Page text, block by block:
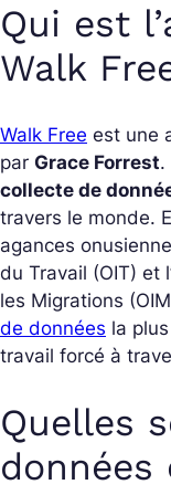
Qui est
Walk
Walk Free est une
par Grace Forrest.
collecte de
travers le monde.
agances
du Travail (OIT) et
les Migrations
de données la
travail forcé à
Quelles
données